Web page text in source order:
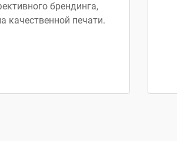
брендинга,
качественной печати.